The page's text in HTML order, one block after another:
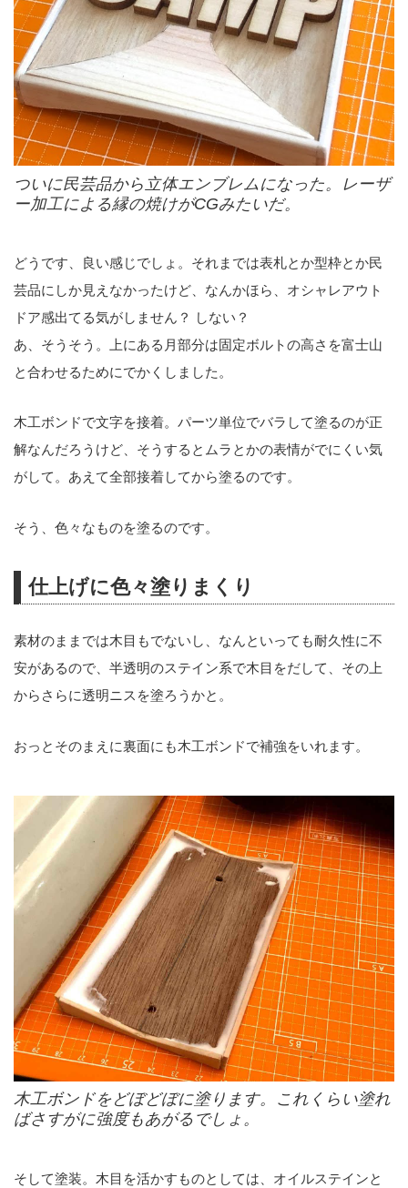
ついに民芸品から立体エンブレムになった。レーザ
ー加工による縁の焼けがCGみたいだ。
どうです、良い感じでしょ。それまでは表札とか型枠とか民
芸品にしか見えなかったけど、なんかほら、オシャレアウト
ドア感出てる気がしません？ しない？
あ、そうそう。上にある月部分は固定ボルトの高さを富士山
と合わせるためにでかくしました。
木工ボンドで文字を接着。パーツ単位でバラして塗るのが正
解なんだろうけど、そうするとムラとかの表情がでにくい気
がして。あえて全部接着してから塗るのです。
そう、色々なものを塗るのです。
仕上げに色々塗りまくり
素材のままでは木目もでないし、なんといっても耐久性に不
安があるので、半透明のステイン系で木目をだして、その上
からさらに透明ニスを塗ろうかと。
おっとそのまえに裏面にも木工ボンドで補強をいれます。
木工ボンドをどぼどぼに塗ります。これくらい塗れ
ばさすがに強度もあがるでしょ。
そして塗装。木目を活かすものとしては、オイルステインと